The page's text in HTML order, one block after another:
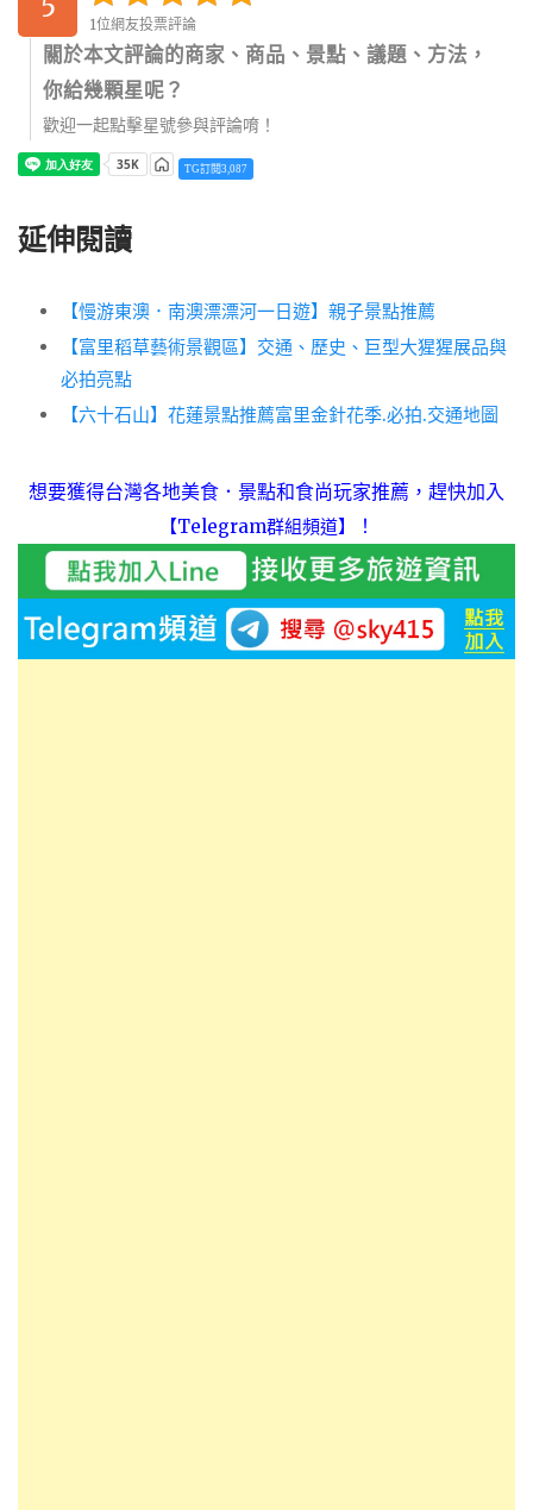
5
1位網友投票評論
關於本文評論的商家、商品、景點、議題、方法，
你給幾顆星呢？
歡迎一起點擊星號參與評論唷！
TG訂閱3,087
延伸閱讀
【慢游東澳．南澳漂漂河一日遊】親子景點推薦
【富里稻草藝術景觀區】交通、歷史、巨型大猩猩展品與
必拍亮點
【六十石山】花蓮景點推薦富里金針花季.必拍.交通地圖
想要獲得台灣各地美食．景點和食尚玩家推薦，趕快加入
【Telegram群組頻道】 ！